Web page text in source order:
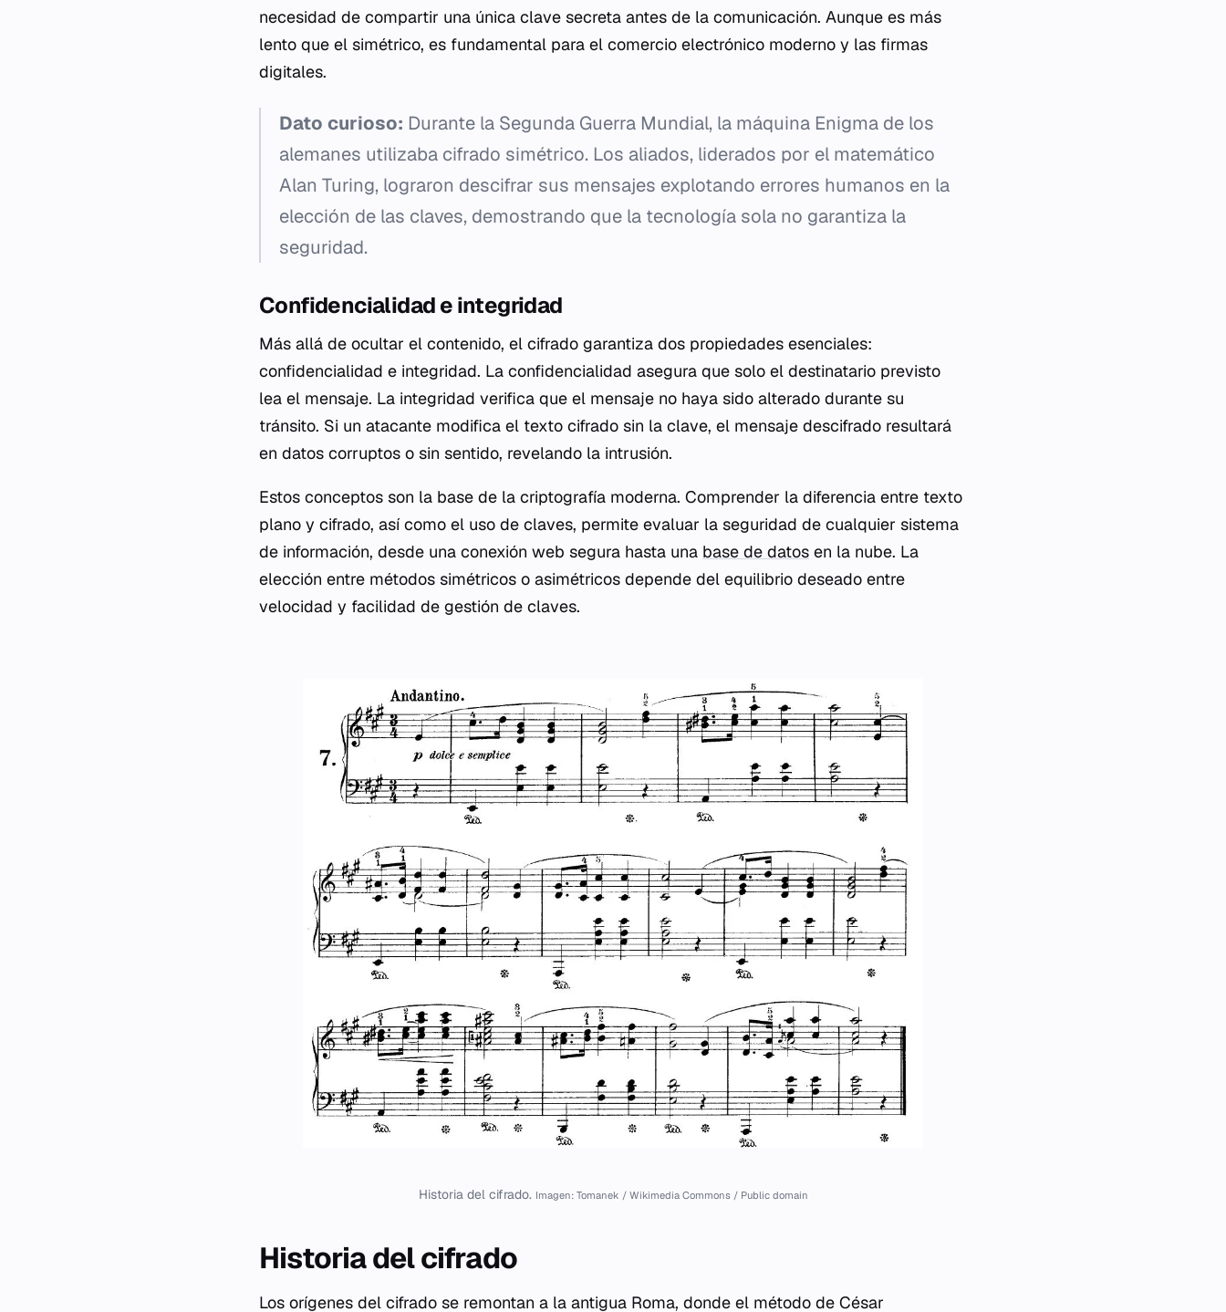
necesidad de compartir una única clave secreta antes de la comunicación. Aunque es más
lento que el simétrico, es fundamental para el comercio electrónico moderno y las firmas
digitales.
Dato curioso: Durante la Segunda Guerra Mundial, la máquina Enigma de los
alemanes utilizaba cifrado simétrico. Los aliados, liderados por el matemático
Alan Turing, lograron descifrar sus mensajes explotando errores humanos en la
elección de las claves, demostrando que la tecnología sola no garantiza la
seguridad.
Confidencialidad e integridad
Más allá de ocultar el contenido, el cifrado garantiza dos propiedades esenciales:
confidencialidad e integridad. La confidencialidad asegura que solo el destinatario previsto
lea el mensaje. La integridad verifica que el mensaje no haya sido alterado durante su
tránsito. Si un atacante modifica el texto cifrado sin la clave, el mensaje descifrado resultará
en datos corruptos o sin sentido, revelando la intrusión.
Estos conceptos son la base de la criptografía moderna. Comprender la diferencia entre texto
plano y cifrado, así como el uso de claves, permite evaluar la seguridad de cualquier sistema
de información, desde una conexión web segura hasta una base de datos en la nube. La
elección entre métodos simétricos o asimétricos depende del equilibrio deseado entre
velocidad y facilidad de gestión de claves.
Historia del cifrado. Imagen: Tomanek / Wikimedia Commons / Public domain
Historia del cifrado
Los orígenes del cifrado se remontan a la antigua Roma, donde el método de César